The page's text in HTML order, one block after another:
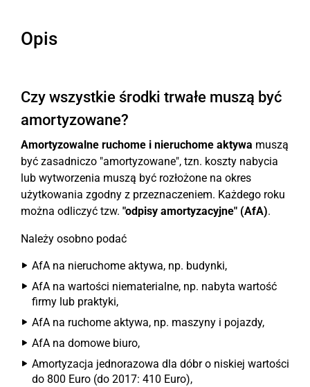
Opis
Czy wszystkie środki trwałe muszą być
amortyzowane?
Amortyzowalne ruchome i nieruchome aktywa muszą
być zasadniczo "amortyzowane", tzn. koszty nabycia
lub wytworzenia muszą być rozłożone na okres
użytkowania zgodny z przeznaczeniem. Każdego roku
można odliczyć tzw. "odpisy amortyzacyjne" (AfA).
Należy osobno podać
AfA na nieruchome aktywa, np. budynki,
AfA na wartości niematerialne, np. nabyta wartość
firmy lub praktyki,
AfA na ruchome aktywa, np. maszyny i pojazdy,
AfA na domowe biuro,
Amortyzacja jednorazowa dla dóbr o niskiej wartości
do 800 Euro (do 2017: 410 Euro),